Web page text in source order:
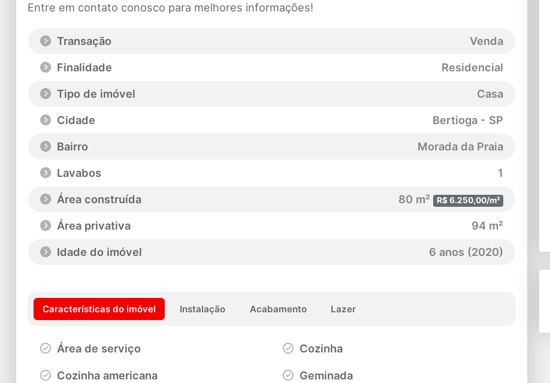
Entre em contato conosco para melhores informações!
Transação
Venda
Finalidade
Residencial
Tipo de imóvel
Casa
Cidade
Bertioga - SP
Bairro
Morada da Praia
Lavabos
1
Área construída
80 m² R$ 6.250,00/m²
Área privativa
94 m²
Idade do imóvel
6 anos (2020)
Características do imóvel Instalação Acabamento Lazer
Área de serviço Cozinha
Cozinha americana Geminada